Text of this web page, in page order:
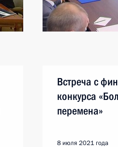
Встреча с
конкурса
перемена»
8 июля 2021 года